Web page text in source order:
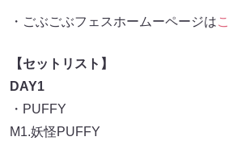
・ごぶごぶフェスホームーページは
【セットリスト】
DAY1
・PUFFY
M1.妖怪PUFFY